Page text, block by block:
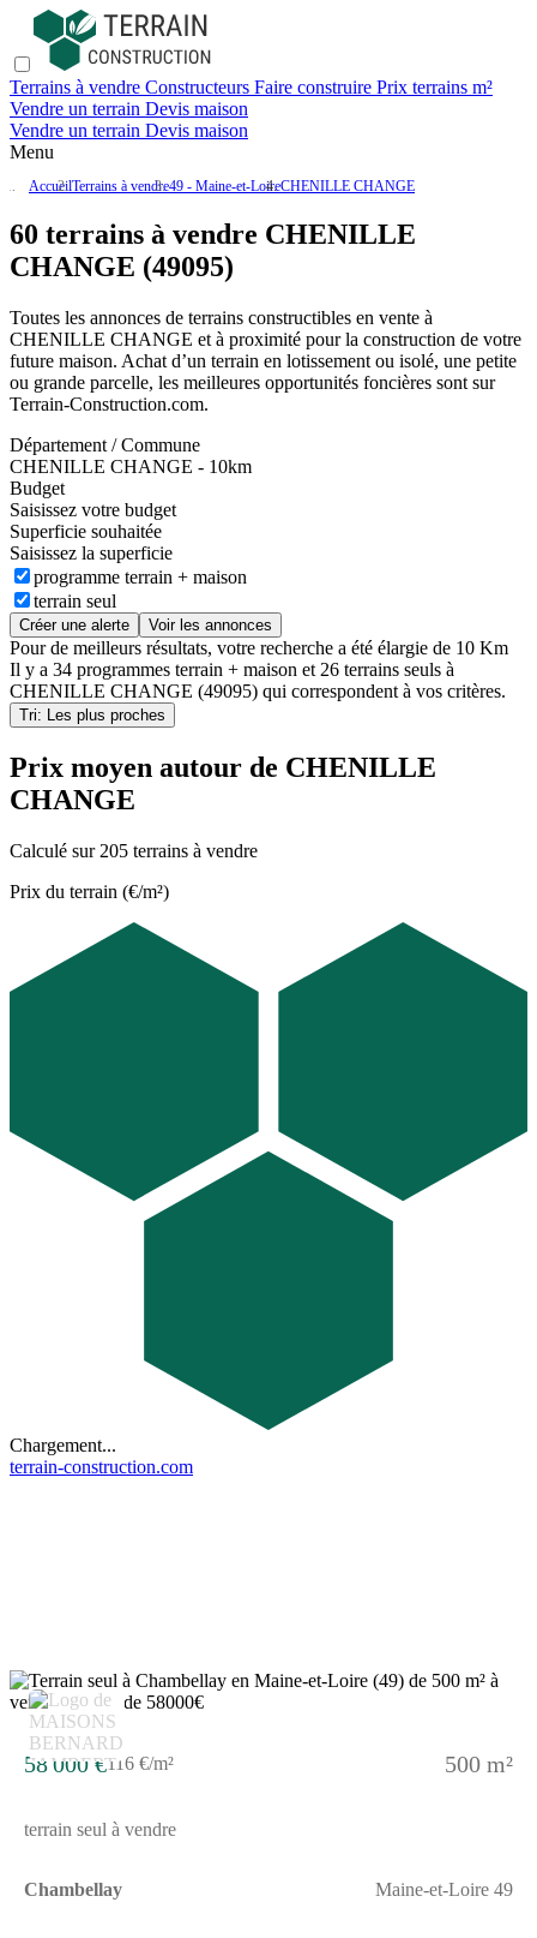
Terrains à vendre Constructeurs Faire construire Prix terrains m²
Vendre un terrain Devis maison
Vendre un terrain Devis maison
Menu
AccueilTerrains à vendre49 - Maine-et-LoireCHENILLE CHANGE
60 terrains à vendre CHENILLE
CHANGE (49095)
Toutes les annonces de terrains constructibles en vente à
CHENILLE CHANGE et à proximité pour la construction de votre
future maison. Achat d’un terrain en lotissement ou isolé, une petite
ou grande parcelle, les meilleures opportunités foncières sont sur
Terrain-Construction.com.
Département / Commune
CHENILLE CHANGE - 10km
Budget
Saisissez votre budget
Superficie souhaitée
Saisissez la superficie
programme terrain + maison
terrain seul
Créer une alerte Voir les annonces
Pour de meilleurs résultats, votre recherche a été élargie de 10 Km
Il y a 34 programmes terrain + maison et 26 terrains seuls à
CHENILLE CHANGE (49095) qui correspondent à vos critères.
Tri: Les plus proches
Prix moyen autour de CHENILLE
CHANGE
Calculé sur 205 terrains à vendre
Prix du terrain (€/m²)
Chargement...
terrain-construction.com
58 000 €116 €/m² 500 m²
terrain seul à vendre
Chambellay Maine-et-Loire 49